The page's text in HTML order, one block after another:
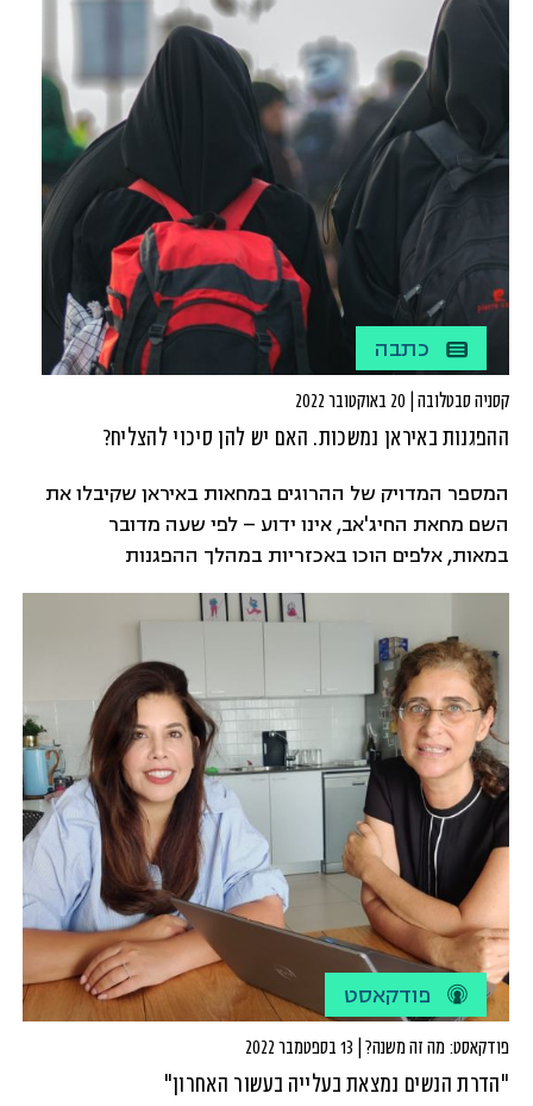
כחגיגה של פמיניסטיות בתנועה הסוציאליסטית על תמיכה
במאבק למען זכויות הצבעה לנשים. בהמשך נערכו במסגרתו
הפגנות למען זכות הצבעה ושוויון עבור נשים.
כתבה
קסניה סבטלובה | 20 באוקטובר 2022
ההפגנות באיראן נמשכות. האם יש להן סיכוי להצליח?
המספר המדויק של ההרוגים במחאות באיראן שקיבלו את
השם מחאת החיג'אב, אינו ידוע – לפי שעה מדובר
במאות, אלפים הוכו באכזריות במהלך ההפגנות
וההתנגשויות עם כוחות הביטחון ולמרות הכל, נשים
וגברים צעירים ממשיכים להתכנס ברחובות ובחצרות
הבתים, למחות באוניברסיטאות ולהפגין במקומות
העבודה.
פודקאסט
פודקאסט: מה זה משנה? | 13 בספטמבר 2022
"הדרת הנשים נמצאת בעלייה בעשור האחרון"